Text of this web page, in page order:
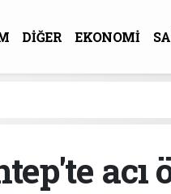
DİĞER EKONOMİ
acı